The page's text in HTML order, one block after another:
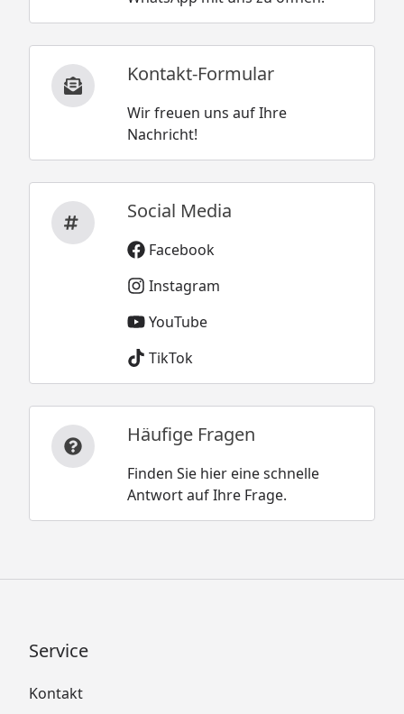
Kontakt-Formular
Wir freuen uns auf Ihre
Nachricht!
Social Media
Facebook
Instagram
YouTube
TikTok
Häufige Fragen
Finden Sie hier eine schnelle
Antwort auf Ihre Frage.
Service
Kontakt